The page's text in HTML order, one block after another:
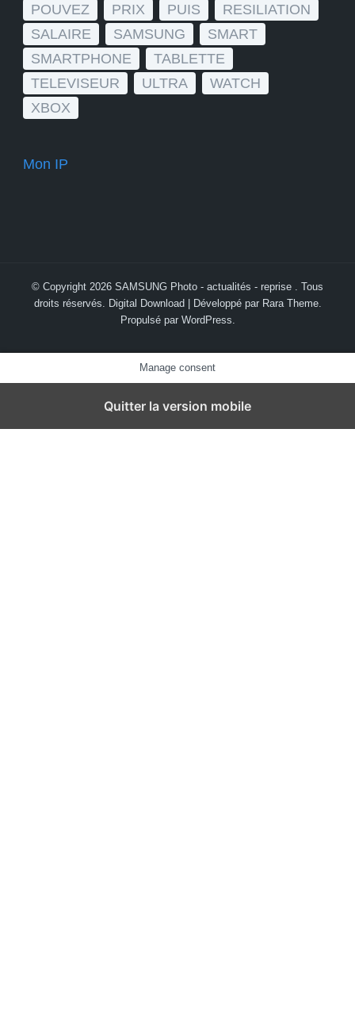
POUVEZ
PRIX PUIS
RESILIATION
SALAIRE
SAMSUNG
SMART
SMARTPHONE
TABLETTE
TELEVISEUR
ULTRA
WATCH
XBOX
Mon IP
© Copyright 2026 SAMSUNG Photo - actualités - reprise
. Tous
droits réservés.
Digital Download | Développé par Rara Theme.
Propulsé par WordPress
Manage consent
Quitter la version mobile